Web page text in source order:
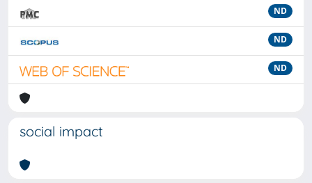
ND
ND
ND
social impact